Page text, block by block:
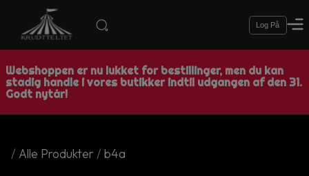
Log På
Webshoppen er nu lukket for bestillinger, men du kan
stadig handle i vores butikker indtil udgangen af den 31.
Godt nytår!
/ Alle Produkter / b4a